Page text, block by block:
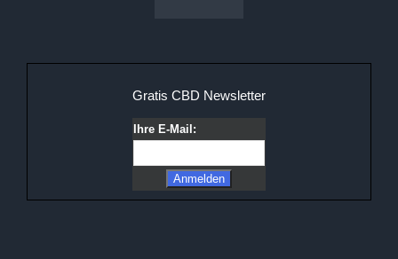
Gratis CBD Newsletter
Ihre E-Mail: